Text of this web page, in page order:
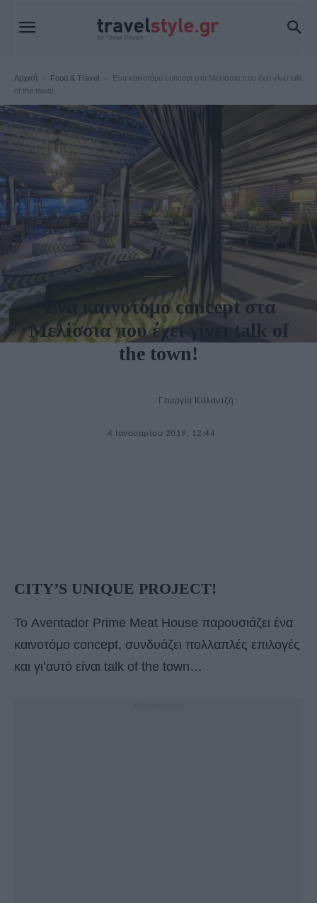
Αρχική Food & Travel
Ένα καινοτόμο concept στα Μελίσσια που έχει γίνει talk
of the town!
Food & Travel
Ένα καινοτόμο concept στα
Μελίσσια που έχει γίνει talk of
the town!
Γεωργία Καλαντζή
4 Ιανουαρίου 2019, 12:44
CITY’S UNIQUE PROJECT!
Το Aventador Prime Meat House παρουσιάζει ένα
καινοτόμο concept, συνδυάζει πολλαπλές επιλογές
και γι’αυτό είναι talk of the town…